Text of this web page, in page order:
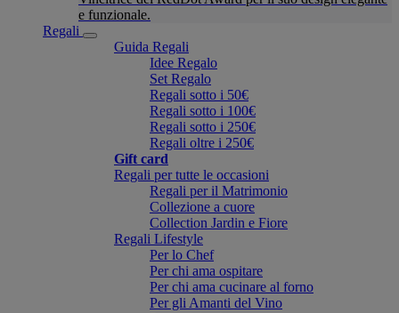
e funzionale.
Regali
Guida Regali
Idee Regalo
Set Regalo
Regali sotto i 50€
Regali sotto i 100€
Regali sotto i 250€
Regali oltre i 250€
Gift card
Regali per tutte le occasioni
Regali per il Matrimonio
Collezione a cuore
Collection Jardin e Fiore
Regali Lifestyle
Per lo Chef
Per chi ama ospitare
Per chi ama cucinare al forno
Per gli Amanti del Vino